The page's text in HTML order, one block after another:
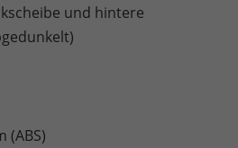
und hintere
(ABS)